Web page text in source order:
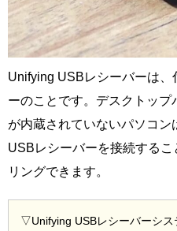
Unifying USBレシーバーは
ーのことです。デスクトッ
が内蔵されていないパソコ
USBレシーバーを接続する
リングできます。
▽Unifying USBレシーバーシス